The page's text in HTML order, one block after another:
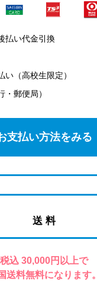
払い代金引換
（高校生限定）
郵便局）
支払い方法をみる
送 料
税込 30,000円以上で
送料無料になります。